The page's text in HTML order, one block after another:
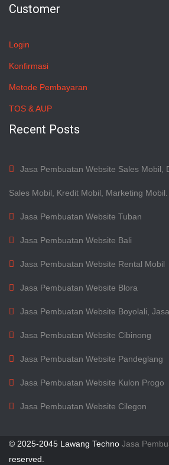
Customer
Login
Konfirmasi
Metode Pembayaran
TOS & AUP
Recent Posts
Jasa Pembuatan Website Sales Mobil,
Sales Mobil, Kredit Mobil, Marketing Mobil.
Jasa Pembuatan Website Tuban
Jasa Pembuatan Website Bali
Jasa Pembuatan Website Rental Mobil
Jasa Pembuatan Website Blora
Jasa Pembuatan Website Boyolali,
Jasa Pembuatan Website Cibinong
Jasa Pembuatan Website Pandeglang
Jasa Pembuatan Website Kulon Progo
Jasa Pembuatan Website Cilegon
© 2025-2045 Lawang Techno Jasa
reserved.